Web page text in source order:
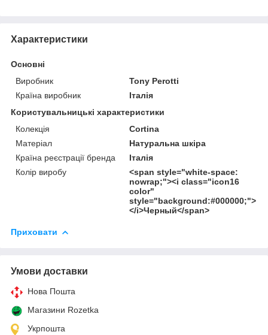
Характеристики
Основні
Виробник
Tony Perotti
Країна виробник
Італія
Користувальницькі характеристики
Колекція
Cortina
Матеріал
Натуральна шкіра
Країна реєстрації бренда
Італія
Колір виробу
<span style="white-space:
nowrap;"><i class="icon16
color"
style="background:#000000;">
</i>Черный</span>
Приховати
Умови доставки
Нова Пошта
Магазини Rozetka
Укрпошта